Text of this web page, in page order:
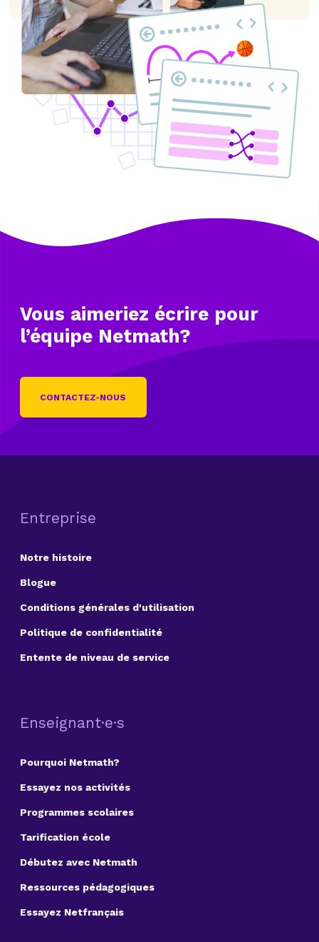
Vous aimeriez écrire pour
l’équipe Netmath?
CONTACTEZ-NOUS
Entreprise
Notre histoire
Blogue
Conditions générales d'utilisation
Politique de confidentialité
Entente de niveau de service
Enseignant·e·s
Pourquoi Netmath?
Essayez nos activités
Programmes scolaires
Tarification école
Débutez avec Netmath
Ressources pédagogiques
Essayez Netfrançais